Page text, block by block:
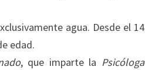
agua. Desde el 14
edad.
, que imparte la Psicóloga